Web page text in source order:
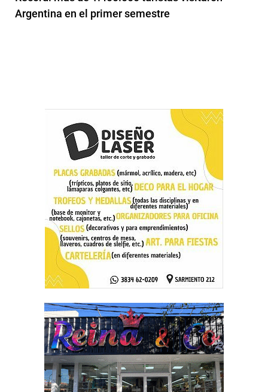
Argentina en el primer semestre